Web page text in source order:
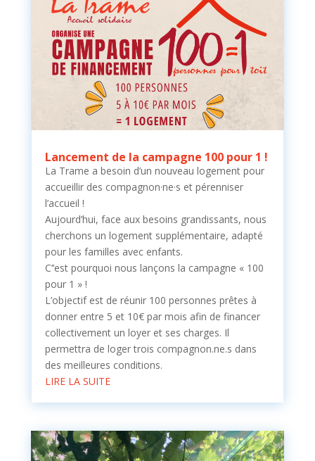
Lancement de la campagne 100 pour 1 !
La Trame a besoin d’un nouveau logement pour
accueillir des compagnon·ne·s et pérenniser
l’accueil !
Aujourd’hui, face aux besoins grandissants, nous
cherchons un logement supplémentaire, adapté
pour les familles avec enfants.
C’’est pourquoi nous lançons la campagne « 100
pour 1 » !
L’objectif est de réunir 100 personnes prêtes à
donner entre 5 et 10€ par mois afin de financer
collectivement un loyer et ses charges. Il
permettra de loger trois compagnon.ne.s dans
des meilleures conditions.
LIRE LA SUITE